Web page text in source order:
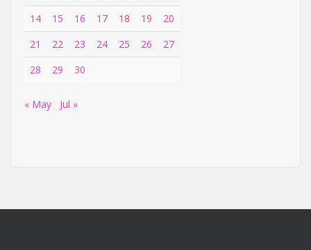
14
15 16 17 18 19
20
21
22 23 24 25 26
27
28
29 30
« May Jul »